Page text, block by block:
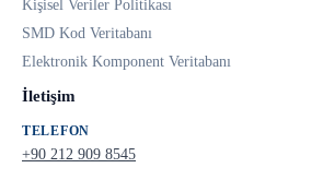
Kişisel Veriler Politikası
SMD Kod Veritabanı
Elektronik Komponent Veritabanı
İletişim
TELEFON
+90 212 909 8545